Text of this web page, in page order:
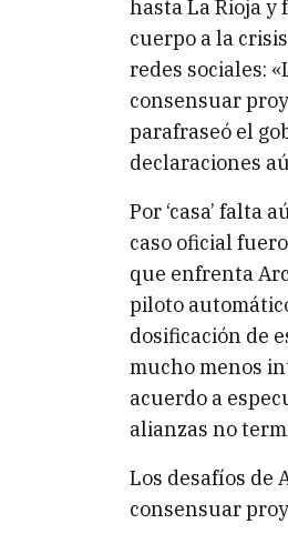
hasta La Rioja
cuerpo a la
redes sociales:
consensuar
parafraseó el
declaraciones
Por ‘casa’ falta
caso oficial
que enfrenta
piloto
dosificación de
mucho menos
acuerdo a
alianzas no
Los desafíos de
consensuar